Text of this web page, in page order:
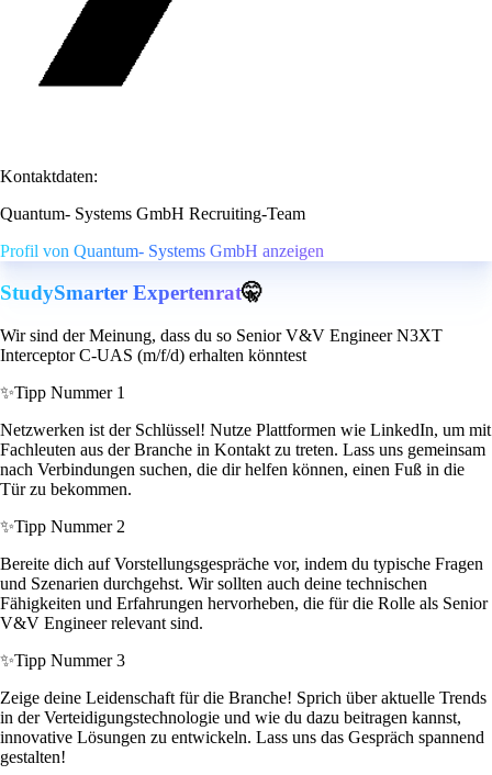
Kontaktdaten:
Quantum- Systems GmbH Recruiting-Team
Profil von Quantum- Systems GmbH anzeigen
StudySmarter Expertenrat🤫
Wir sind der Meinung, dass du so Senior V&V Engineer N3XT
Interceptor C‑UAS (m/f/d) erhalten könntest
✨Tipp Nummer 1
Netzwerken ist der Schlüssel! Nutze Plattformen wie LinkedIn, um mit
Fachleuten aus der Branche in Kontakt zu treten. Lass uns gemeinsam
nach Verbindungen suchen, die dir helfen können, einen Fuß in die
Tür zu bekommen.
✨Tipp Nummer 2
Bereite dich auf Vorstellungsgespräche vor, indem du typische Fragen
und Szenarien durchgehst. Wir sollten auch deine technischen
Fähigkeiten und Erfahrungen hervorheben, die für die Rolle als Senior
V&V Engineer relevant sind.
✨Tipp Nummer 3
Zeige deine Leidenschaft für die Branche! Sprich über aktuelle Trends
in der Verteidigungstechnologie und wie du dazu beitragen kannst,
innovative Lösungen zu entwickeln. Lass uns das Gespräch spannend
gestalten!